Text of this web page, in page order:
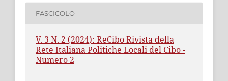
FASCICOLO
V. 3 N. 2 (2024): ReCibo Rivista della
Rete Italiana Politiche Locali del Cibo -
Numero 2